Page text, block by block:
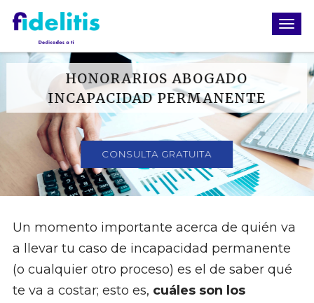
HONORARIOS ABOGADO
INCAPACIDAD PERMANENTE
CONSULTA GRATUITA
Un momento importante acerca de quién va
a llevar tu caso de incapacidad permanente
(o cualquier otro proceso) es el de saber qué
te va a costar; esto es, cuáles son los